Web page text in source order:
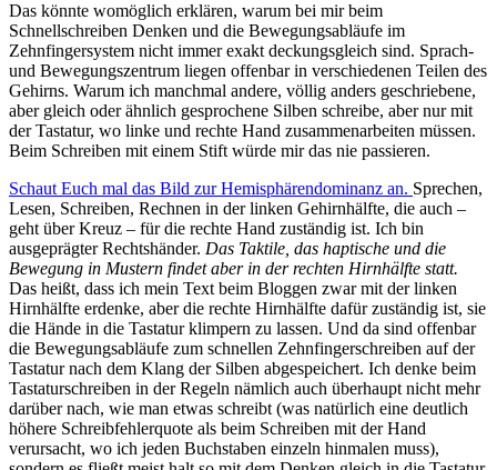
Das könnte womöglich erklären, warum bei mir beim
Schnellschreiben Denken und die Bewegungsabläufe im
Zehnfingersystem nicht immer exakt deckungsgleich sind. Sprach-
und Bewegungszentrum liegen offenbar in verschiedenen Teilen des
Gehirns. Warum ich manchmal andere, völlig anders geschriebene,
aber gleich oder ähnlich gesprochene Silben schreibe, aber nur mit
der Tastatur, wo linke und rechte Hand zusammenarbeiten müssen.
Beim Schreiben mit einem Stift würde mir das nie passieren.
Schaut Euch mal das Bild zur Hemisphärendominanz an. Sprechen,
Lesen, Schreiben, Rechnen in der linken Gehirnhälfte, die auch –
geht über Kreuz – für die rechte Hand zuständig ist. Ich bin
ausgeprägter Rechtshänder. Das Taktile, das haptische und die
Bewegung in Mustern findet aber in der rechten Hirnhälfte statt.
Das heißt, dass ich mein Text beim Bloggen zwar mit der linken
Hirnhälfte erdenke, aber die rechte Hirnhälfte dafür zuständig ist, sie
die Hände in die Tastatur klimpern zu lassen. Und da sind offenbar
die Bewegungsabläufe zum schnellen Zehnfingerschreiben auf der
Tastatur nach dem Klang der Silben abgespeichert. Ich denke beim
Tastaturschreiben in der Regeln nämlich auch überhaupt nicht mehr
darüber nach, wie man etwas schreibt (was natürlich eine deutlich
höhere Schreibfehlerquote als beim Schreiben mit der Hand
verursacht, wo ich jeden Buchstaben einzeln hinmalen muss),